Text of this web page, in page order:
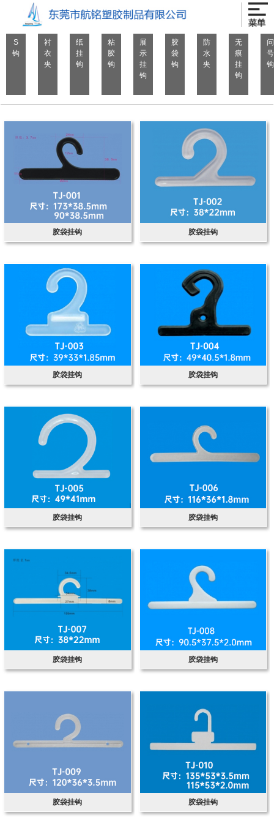
S
钩
衬
衣
夹
纸
挂
钩
粘
胶
钩
展
示
挂
钩
胶
袋
钩
防
水
夹
无
痕
挂
钩
问
号
钩
胶袋挂钩 胶袋挂钩
胶袋挂钩 胶袋挂钩
胶袋挂钩 胶袋挂钩
胶袋挂钩 胶袋挂钩
胶袋挂钩 胶袋挂钩